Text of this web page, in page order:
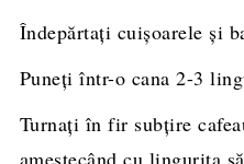
Îndepărtați cuișoarele și
Puneți într-o cana 2-3
Turnați în fir subțire
amestecând cu lingurița